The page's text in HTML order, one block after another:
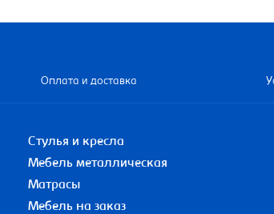
Оплата и доставка
Стулья и кресла
Мебель металлическая
Матрасы
Мебель на заказ